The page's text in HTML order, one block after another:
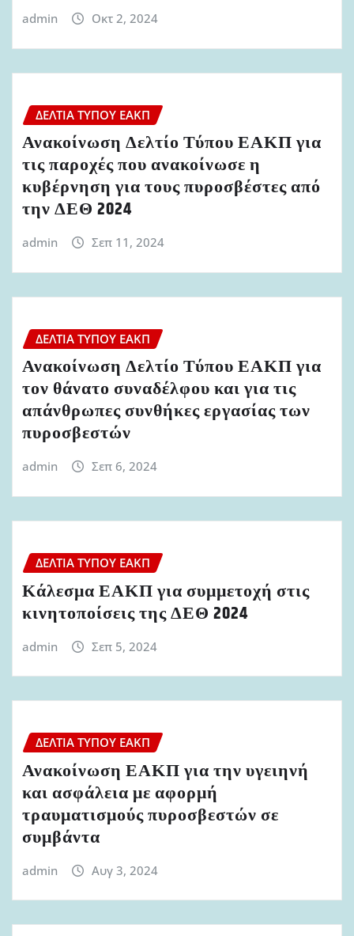
admin Οκτ 2, 2024
ΔΕΛΤΊΑ ΤΎΠΟΥ ΕΑΚΠ
Ανακοίνωση Δελτίο Τύπου ΕΑΚΠ για
τις παροχές που ανακοίνωσε η
κυβέρνηση για τους πυροσβέστες από
την ΔΕΘ 2024
admin Σεπ 11, 2024
ΔΕΛΤΊΑ ΤΎΠΟΥ ΕΑΚΠ
Ανακοίνωση Δελτίο Τύπου ΕΑΚΠ για
τον θάνατο συναδέλφου και για τις
απάνθρωπες συνθήκες εργασίας των
πυροσβεστών
admin Σεπ 6, 2024
ΔΕΛΤΊΑ ΤΎΠΟΥ ΕΑΚΠ
Κάλεσμα ΕΑΚΠ για συμμετοχή στις
κινητοποίσεις της ΔΕΘ 2024
admin Σεπ 5, 2024
ΔΕΛΤΊΑ ΤΎΠΟΥ ΕΑΚΠ
Ανακοίνωση ΕΑΚΠ για την υγειηνή
και ασφάλεια με αφορμή
τραυματισμούς πυροσβεστών σε
συμβάντα
admin Αυγ 3, 2024